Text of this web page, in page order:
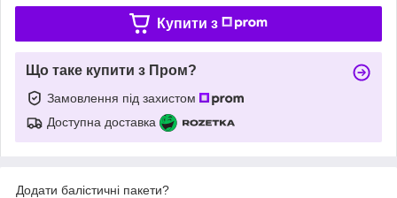
Купити з
Що таке купити з Пром?
Замовлення під захистом
Доступна доставка
Додати балістичні пакети?